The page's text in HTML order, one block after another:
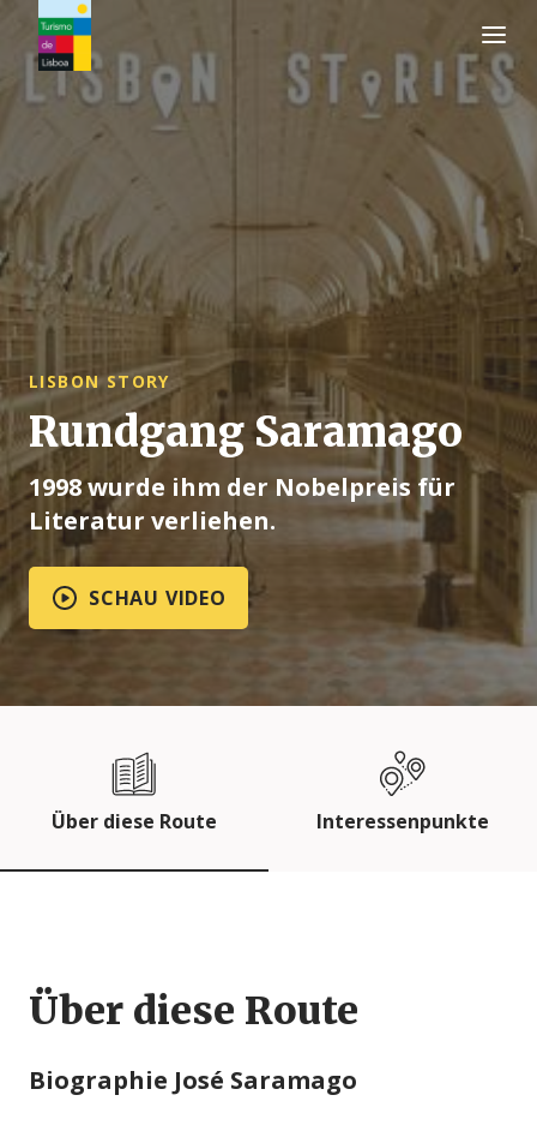
Turismo de Lisboa Logo
LISBON STORY
Rundgang Saramago
1998 wurde ihm der Nobelpreis für
Literatur verliehen.
SCHAU VIDEO
Über diese Route Interessenpunkte
Über diese Route
Biographie José Saramago